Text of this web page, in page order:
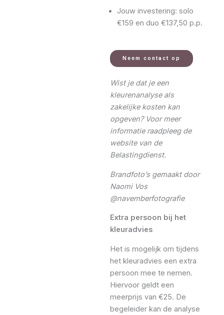
Jouw investering: solo
€159 en duo €137,50 p.p.
Neem contact op
Wist je dat je een
kleurenanalyse als
zakelijke kosten kan
opgeven? Voor meer
informatie raadpleeg de
website van de
Belastingdienst.
Brandfoto’s gemaakt door
Naomi Vos
@navemberfotografie
Extra persoon bij het
kleuradvies
Het is mogelijk om tijdens
het kleuradvies een extra
persoon mee te nemen.
Hiervoor geldt een
meerprijs van €25. De
begeleider kan de analyse